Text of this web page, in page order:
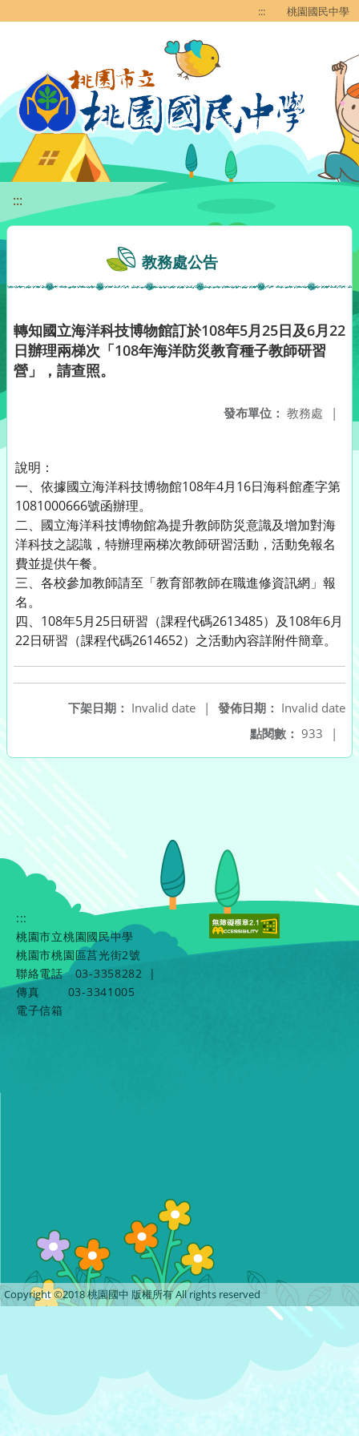
::: 桃園國民中學
:::
教務處公告
轉知國立海洋科技博物館訂於108年5月25日及6月22
日辦理兩梯次「108年海洋防災教育種子教師研習
營」，請查照。
發布單位： 教務處 |
說明：
一、依據國立海洋科技博物館108年4月16日海科館產字第
1081000666號函辦理。
二、國立海洋科技博物館為提升教師防災意識及增加對海
洋科技之認識，特辦理兩梯次教師研習活動，活動免報名
費並提供午餐。
三、各校參加教師請至「教育部教師在職進修資訊網」報
名。
四、108年5月25日研習（課程代碼2613485）及108年6月
22日研習（課程代碼2614652）之活動內容詳附件簡章。
發佈日期： Invalid date
下架日期： Invalid date
|
點閱數： 933 |
:::
桃園市立桃園國民中學
桃園市桃園區莒光街2號
聯絡電話
03-3358282
|
傳真
03-3341005
電子信箱
Copyright ©2018 桃園國中 版權所有 All rights reserved